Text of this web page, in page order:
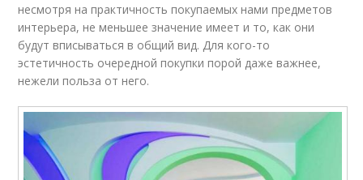
несмотря на практичность покупаемых нами предметов
интерьера, не меньшее значение имеет и то, как они
будут вписываться в общий вид. Для кого-то
эстетичность очередной покупки порой даже важнее,
нежели польза от него.